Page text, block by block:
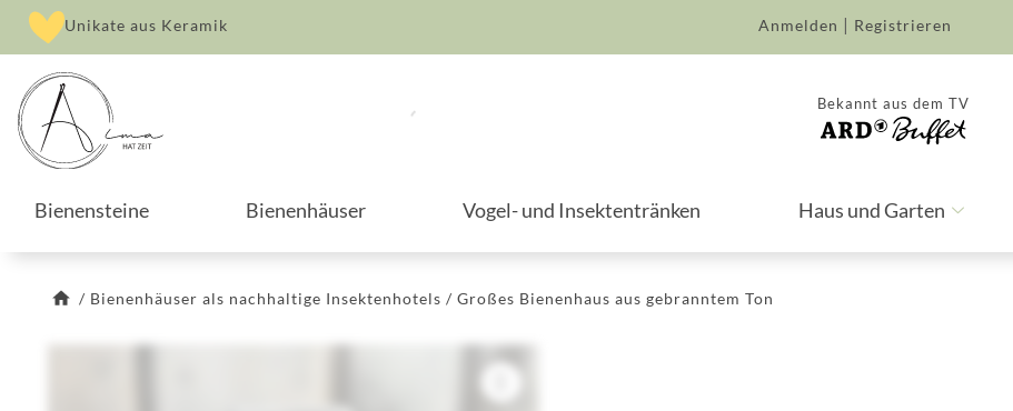
Unikate aus Keramik Anmelden | Registrieren
Bekannt aus dem TV
Bienensteine Bienenhäuser Vogel- und Insektentränken Haus und Garten
/ Bienenhäuser als nachhaltige Insektenhotels / Großes Bienenhaus aus gebranntem Ton